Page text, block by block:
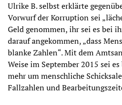
Ulrike B. selbst erklärte
Vorwurf der Korruption sei
Geld genommen, ihr sei es bei
darauf angekommen, „dass
blanke Zahlen“. Mit dem
Weise im September 2015 sei
mehr um menschliche
Fallzahlen und